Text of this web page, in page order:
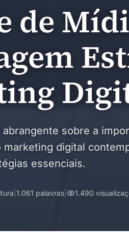
de
sobre a
marketing digital
essenciais.
1.061 palavras 1.490